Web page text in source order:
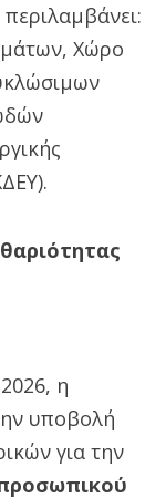
Χώρο
η
υποβολή
για την